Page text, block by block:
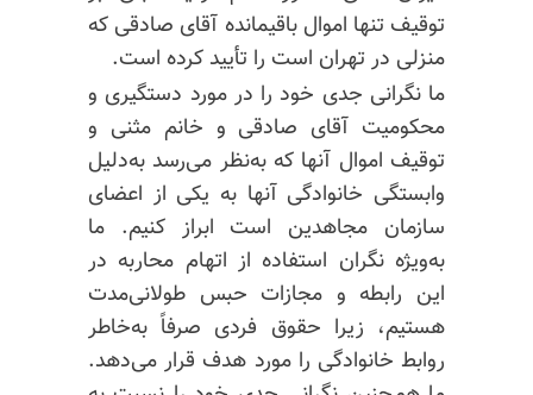
توقیف تنها اموال باقیمانده آقای صادقی که
منزلی در تهران است را تأیید کرده است.
ما نگرانی جدی خود را در مورد دستگیری و
محکومیت آقای صادقی و خانم مثنی و
توقیف اموال آنها که به‌نظر می‌رسد به‌دلیل
وابستگی خانوادگی آنها به یکی از اعضای
سازمان مجاهدین است ابراز کنیم. ما
به‌ویژه نگران استفاده از اتهام محاربه در
این رابطه و مجازات حبس طولانی‌مدت
هستیم، زیرا حقوق فردی صرفاً به‌خاطر
روابط خانوادگی را مورد هدف قرار می‌دهد.